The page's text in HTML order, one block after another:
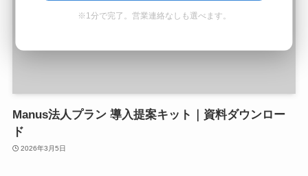
Manus法人プラン 導入提案キット｜資料ダウンロー
ド
2026年3月5日
※1分で完了。営業連絡なしも選べます。